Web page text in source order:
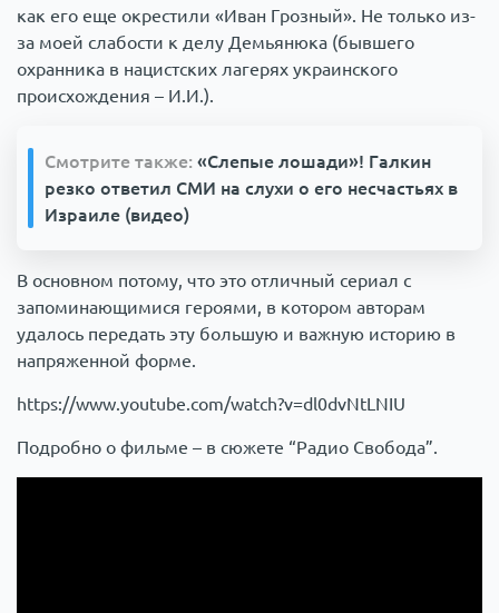
как его еще окрестили «Иван Грозный». Не только из-
за моей слабости к делу Демьянюка (бывшего
охранника в нацистских лагерях украинского
происхождения – И.И.).
Смотрите также: «Слепые лошади»! Галкин
резко ответил СМИ на слухи о его несчастьях в
Израиле (видео)
В основном потому, что это отличный сериал с
запоминающимися героями, в котором авторам
удалось передать эту большую и важную историю в
напряженной форме.
https://www.youtube.com/watch?v=dl0dvNtLNIU
Подробно о фильме – в сюжете “Радио Свобода”.